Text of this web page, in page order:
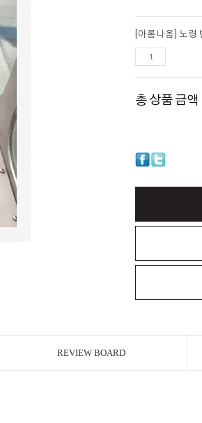
총 상품 금액
REVIEW BOARD